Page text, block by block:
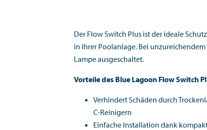
Der Flow Switch Plus ist der ideale
in Ihrer Poolanlage. Bei unzureichendem
Lampe ausgeschaltet.
Vorteile des Blue Lagoon Flow Switch
Verhindert Schäden durch
C-Reinigern
Einfache Installation dank